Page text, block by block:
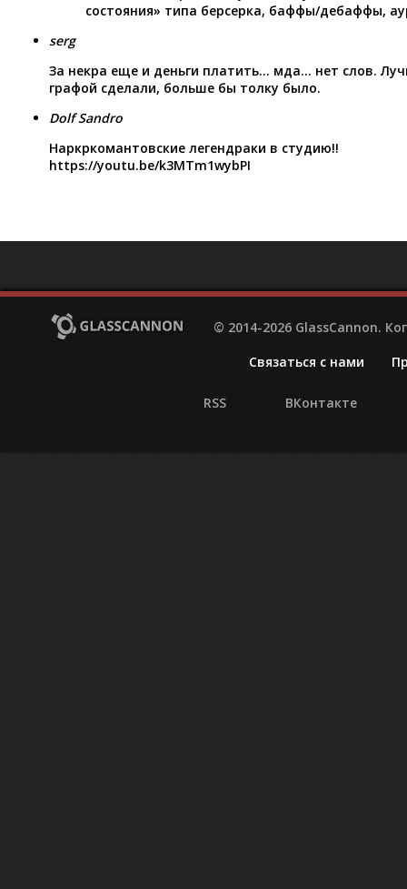
состояния» типа берсерка, баффы/дебаффы,
serg
За некра еще и деньги платить… мда… нет слов.
графой сделали, больше бы толку было.
Dolf Sandro
Наркркомантовские легендраки в студию!!
https://youtu.be/k3MTm1wybPI
© 2014-2026 GlassCannon.
Связаться с нами
RSS ВКонтакте